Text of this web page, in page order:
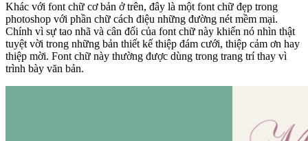
Khác với font chữ cơ bản ở trên, đây là một font chữ đẹp trong
photoshop với phần chữ cách điệu những đường nét mềm mại.
Chính vì sự tao nhã và cân đối của font chữ này khiến nó nhìn thật
tuyệt vời trong những bản thiết kế thiệp đám cưới, thiệp cảm ơn hay
thiệp mời. Font chữ này thường được dùng trong trang trí thay vì
trình bày văn bản.